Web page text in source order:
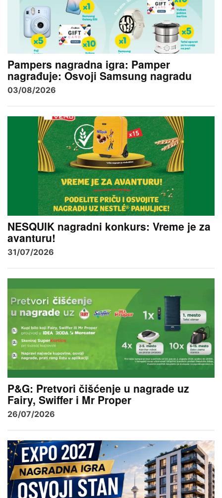
Pampers nagradna igra: Pamper
nagrađuje: Osvoji Samsung nagradu
03/08/2026
NESQUIK nagradni konkurs: Vreme je za
avanturu!
31/07/2026
P&G: Pretvori čišćenje u nagrade uz
Fairy, Swiffer i Mr Proper
26/07/2026